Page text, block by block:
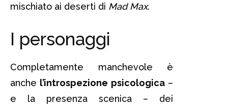
mischiato ai deserti di Mad Max.
I personaggi
Completamente manchevole è
anche l’introspezione psicologica–
e la presenza scenica – dei